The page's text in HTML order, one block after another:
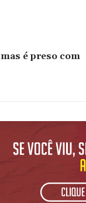
é preso com